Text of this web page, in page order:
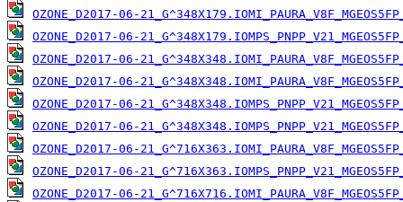
OZONE_D2017-06-
OZONE_D2017-06-
OZONE_D2017-06-
OZONE_D2017-06-
OZONE_D2017-06-
OZONE_D2017-06-
OZONE_D2017-06-
OZONE_D2017-06-
OZONE_D2017-06-